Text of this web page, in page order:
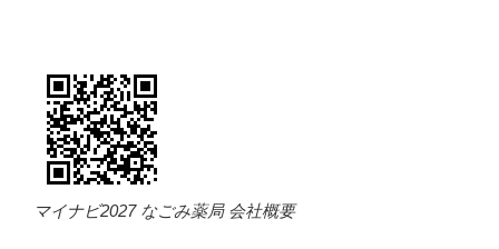
マイナビ2027 なごみ薬局 会社概要